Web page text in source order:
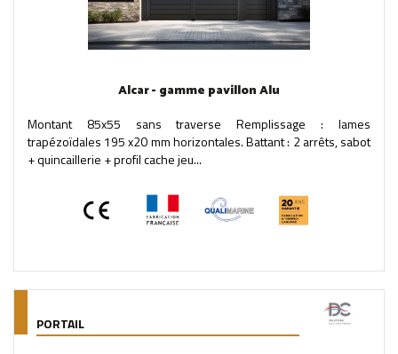
Alcar - gamme pavillon Alu
Montant 85x55 sans traverse Remplissage : lames
trapézoïdales 195 x20 mm horizontales. Battant : 2 arrêts, sabot
+ quincaillerie + profil cache jeu...
PORTAIL